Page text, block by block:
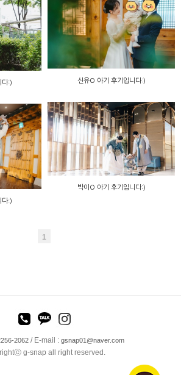
신유O 아기 후기입니다:)
다:)
박이O 아기 후기입니다:)
다:)
1
2062 / E-mail : gsnap01@naver.com
g-snap all right reserved.